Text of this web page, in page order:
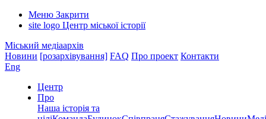
Меню Закрити
site logo Центр міської історії
Міський медіаархів
Новини [розархівування] FAQ Про проект Контакти
Eng
Центр
Про
Наша історія та